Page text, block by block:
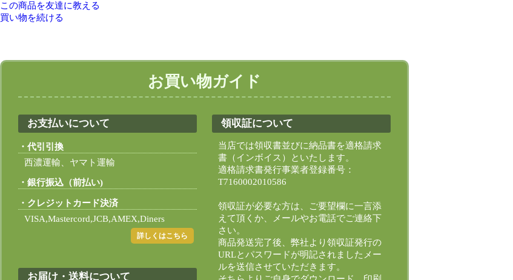
この商品を友達に教える
買い物を続ける
お買い物ガイド
お支払いについて
代引引換
西濃運輸、ヤマト運輸
銀行振込（前払い)
クレジットカード決済
VISA,Mastercord,JCB,AMEX,Diners
詳しくはこちら
お届け・送料について
領収証について
当店では領収書並びに納品書を適格請求
書（インボイス）といたします。
適格請求書発行事業者登録番号：
T7160002010586
領収証が必要な方は、ご要望欄に一言添
えて頂くか、メールやお電話でご連絡下
さい。
商品発送完了後、弊社より領収証発行の
URLとパスワードが明記されましたメー
ルを送信させていただきます。